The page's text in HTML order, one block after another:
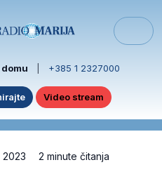
+385 1 2327000
Video stream
2023 2 minute čitanja